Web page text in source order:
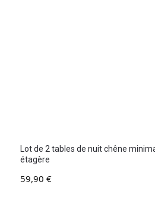
Lot de 2 tables de nuit chêne
étagère
59,90 €